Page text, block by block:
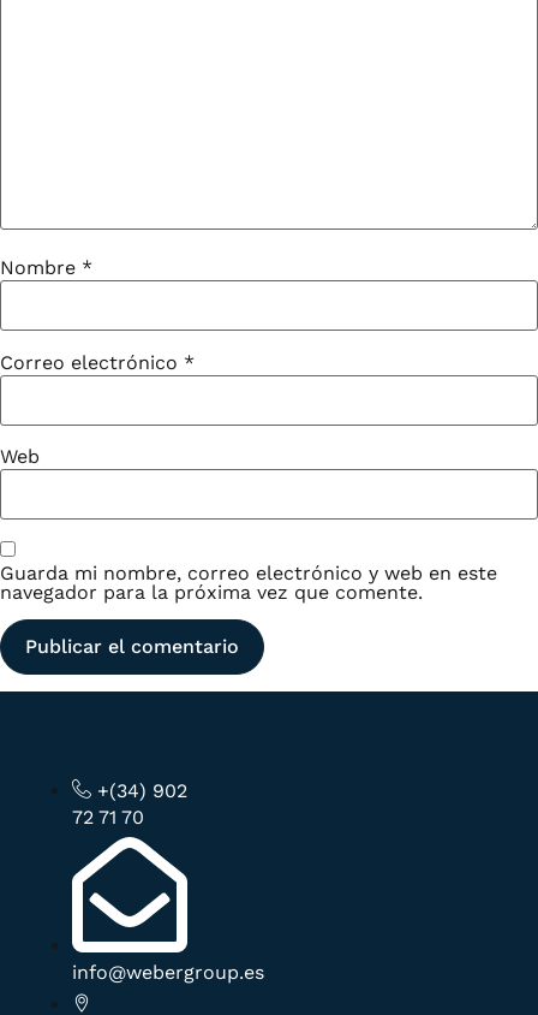
Nombre *
Correo electrónico *
Web
Guarda mi nombre, correo electrónico y web en este
navegador para la próxima vez que comente.
+(34) 902
72 71 70
info@webergroup.es